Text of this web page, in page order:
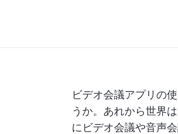
ビデオ会議アプリの
うか。あれから世界
にビデオ会議や音声